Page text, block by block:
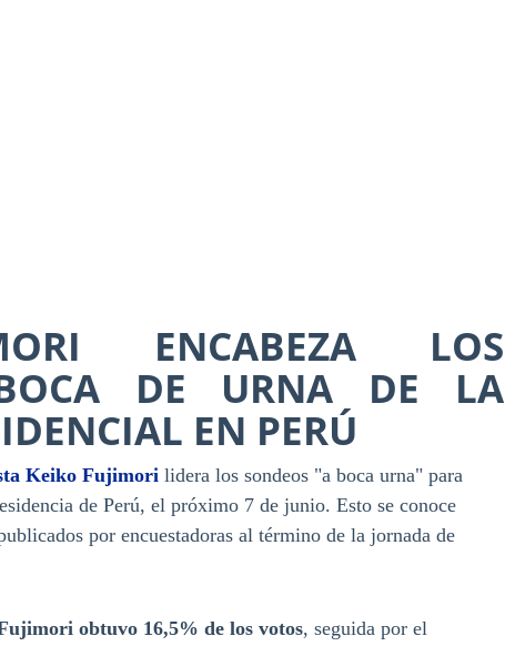
ENCABEZA LOS
DE URNA DE LA
EN PERÚ
Keiko Fujimori lidera los sondeos "a boca urna" para
de Perú, el próximo 7 de junio. Esto se conoce
por encuestadoras al término de la jornada de
obtuvo 16,5% de los votos, seguida por el